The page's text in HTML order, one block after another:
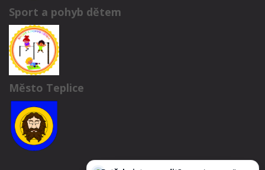
Sport a pohyb dětem
Město Teplice
Potřebujete poradit?Zeptejte se našeho